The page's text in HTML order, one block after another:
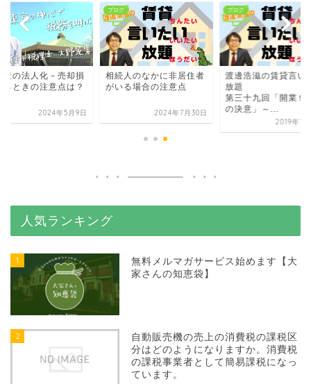
産の法人化－売却損
るときの注意点は？
2024年5月9日
ブログ
相続人のなかに非居住者
がいる場合の注意点
2024年7月30日
ブログ
渡邊浩滋の賃貸言い
放題
第三十九回「開業９
の決意」～...
2019年12
人気ランキング
1
無料メルマガサービス始めます【大
家さんの知恵袋】
2
自動販売機の売上の消費税の課税区
分はどのようになりますか。消費税
の課税事業者として簡易課税になっ
ています。